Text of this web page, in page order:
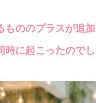
もののプラスが追加
時に起こったのでし